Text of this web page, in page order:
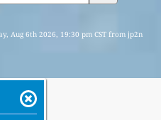
Aug 6th 2026, 19:30 pm CST from jp2n